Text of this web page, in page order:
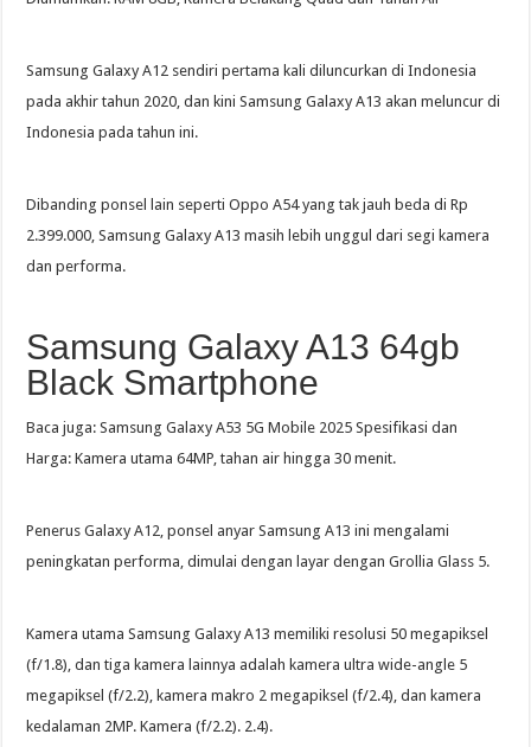
Samsung Galaxy A12 sendiri pertama kali diluncurkan di Indonesia
pada akhir tahun 2020, dan kini Samsung Galaxy A13 akan meluncur di
Indonesia pada tahun ini.
Dibanding ponsel lain seperti Oppo A54 yang tak jauh beda di Rp
2.399.000, Samsung Galaxy A13 masih lebih unggul dari segi kamera
dan performa.
Samsung Galaxy A13 64gb
Black Smartphone
Baca juga: Samsung Galaxy A53 5G Mobile 2025 Spesifikasi dan
Harga: Kamera utama 64MP, tahan air hingga 30 menit.
Penerus Galaxy A12, ponsel anyar Samsung A13 ini mengalami
peningkatan performa, dimulai dengan layar dengan Grollia Glass 5.
Kamera utama Samsung Galaxy A13 memiliki resolusi 50 megapiksel
(f/1.8), dan tiga kamera lainnya adalah kamera ultra wide-angle 5
megapiksel (f/2.2), kamera makro 2 megapiksel (f/2.4), dan kamera
kedalaman 2MP. Kamera (f/2.2). 2.4).